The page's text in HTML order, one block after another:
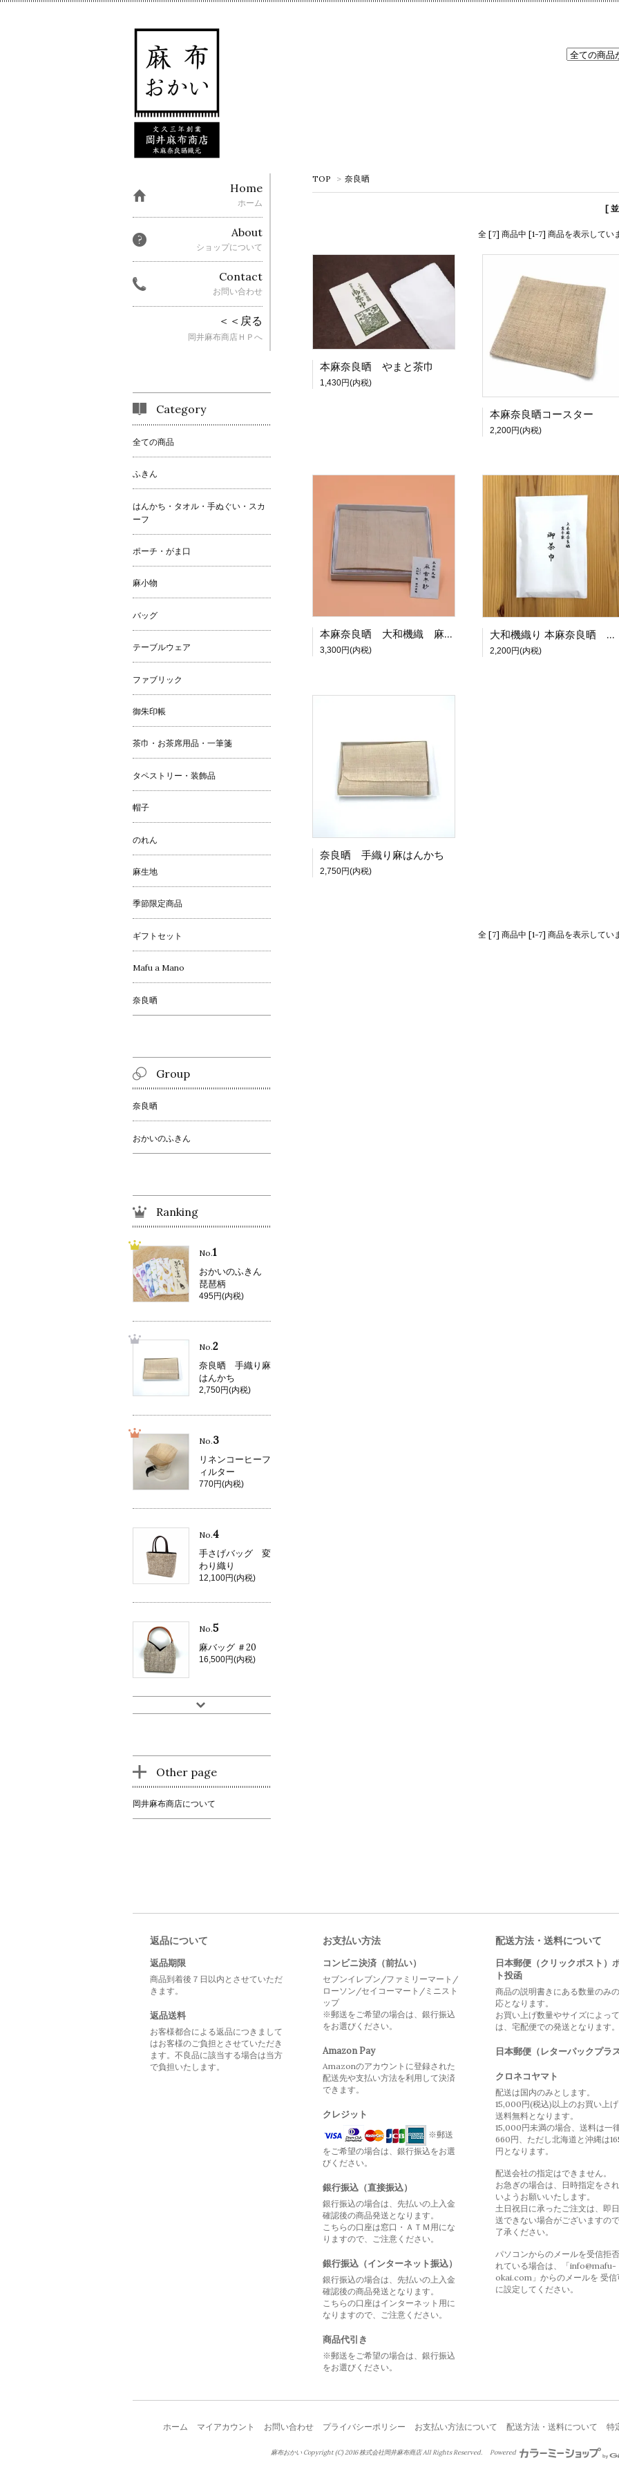
TOP > 奈良晒
[
全 [7] 商品中 [1-7] 商品を表示してい
本麻奈良晒 やまと茶巾
1,430円(内税)
本麻奈良晒コースター
2,200円(内税)
本麻奈良晒 大和機織 麻古帛紗
3,300円(内税)
大和機織り 本麻奈良晒 御茶巾 〈裏千家〉
2,200円(内税)
奈良晒 手織り麻はんかち
2,750円(内税)
全 [7] 商品中 [1-7] 商品を表示してい
Home
ホーム
About
ショップについて
Contact
お問い合わせ
＜＜戻る
岡井麻布商店ＨＰへ
Category
全ての商品
ふきん
はんかち・タオル・手ぬぐい・スカ
ーフ
ポーチ・がま口
麻小物
バッグ
テーブルウェア
ファブリック
御朱印帳
茶巾・お茶席用品・一筆箋
タペストリー・装飾品
帽子
のれん
麻生地
季節限定商品
ギフトセット
Mafu a Mano
奈良晒
Group
奈良晒
おかいのふきん
Ranking
No.1
おかいのふきん
琵琶柄
495円(内税)
No.2
奈良晒 手織り麻
はんかち
2,750円(内税)
No.3
リネンコーヒーフ
ィルター
770円(内税)
No.4
手さげバッグ 変
わり織り
12,100円(内税)
No.5
麻バッグ ＃20
16,500円(内税)
Other page
岡井麻布商店について
返品について
返品期限
商品到着後７日以内とさせていただ
きます。
返品送料
お客様都合による返品につきまして
はお客様のご負担とさせていただき
ます。不良品に該当する場合は当方
で負担いたします。
お支払い方法
コンビニ決済（前払い）
セブンイレブン/ファミリーマート/
ローソン/セイコーマート/ミニスト
ップ
※郵送をご希望の場合は、銀行振込
をお選びください。
Amazon Pay
Amazonのアカウントに登録された
配送先や支払い方法を利用して決済
できます。
クレジット
※郵送
をご希望の場合は、銀行振込をお選
びください。
銀行振込（直接振込）
銀行振込の場合は、先払いの上入金
確認後の商品発送となります。
こちらの口座は窓口・ＡＴＭ用にな
りますので、ご注意ください。
銀行振込（インターネット振込）
銀行振込の場合は、先払いの上入金
確認後の商品発送となります。
こちらの口座はインターネット用に
なりますので、ご注意ください。
商品代引き
※郵送をご希望の場合は、銀行振込
をお選びください。
配送方法・送料について
日本郵便（クリックポスト）
ト投函
商品の説明書きにある数量のみ
応となります。
お買い上げ数量やサイズによって
は、宅配便での発送となります。
日本郵便（レターパックプラ
クロネコヤマト
配送は国内のみとします。
15,000円(税込)以上のお買い上
送料無料となります。
15,000円未満の場合、送料は一
660円、ただし北海道と沖縄は
円となります。
配送会社の指定はできません。
お急ぎの場合は、日時指定をさ
いようお願いいたします。
土日祝日に承ったご注文は、即
送できない場合がございますの
了承ください。
パソコンからのメールを受信拒
れている場合は、「info@mafu-
okai.com」からのメールを 受信
に設定してください。
ホーム マイアカウント お問い合わせ プライバシーポリシー お支払い方法について 配送方法・送料について 特
麻布おかい Copyright (C) 2016 株式会社岡井麻布商店 All Rights Reserved. Powered